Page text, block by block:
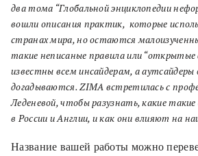
два тома “Глобальной энциклопедии
вошли описания практик, которые
странах мира, но остаются
такие неписаные правила или
известны всем инсайдерам, а аутсайдеры
догадываются. ZIMA встретилась с
Леденевой, чтобы разузнать, какие
в России и Англии, и как они влияют на
Название вашей работы можно